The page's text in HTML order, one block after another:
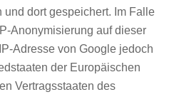
und dort gespeichert. Im Falle
Anonymisierung auf dieser
Adresse von Google jedoch
der Europäischen
Vertragsstaaten des